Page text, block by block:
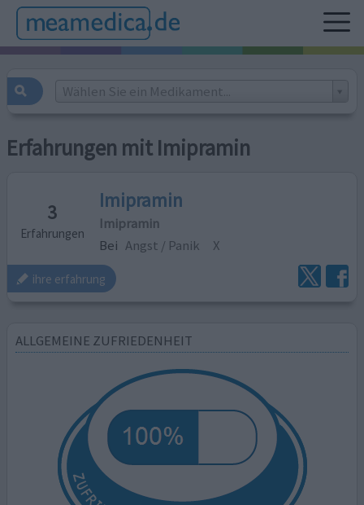
Wählen Sie ein Medikament...
Erfahrungen mit Imipramin
3
Erfahrungen
Imipramin
Imipramin
Bei Angst / Panik X
ihre erfahrung
ALLGEMEINE ZUFRIEDENHEIT